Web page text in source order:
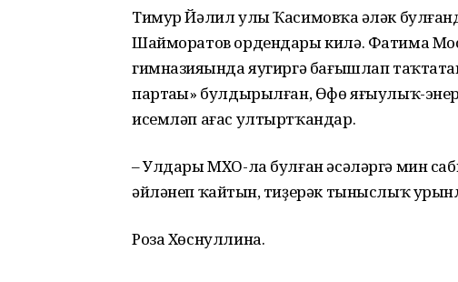
Тимур Йәлил улы Ҡасимовҡа һәләк
Шайморатов ордендары килә. Фатима
гимназияһында яугиргә бағышлап
партаһы» булдырылған, Өфө яғыулыҡ-
исемләп ағас ултыртҡандар.
– Улдары МХО-ла булған әсәләргә мин
әйләнеп ҡайтһын, тиҙерәк тыныслыҡ
Роза Хөснуллина.